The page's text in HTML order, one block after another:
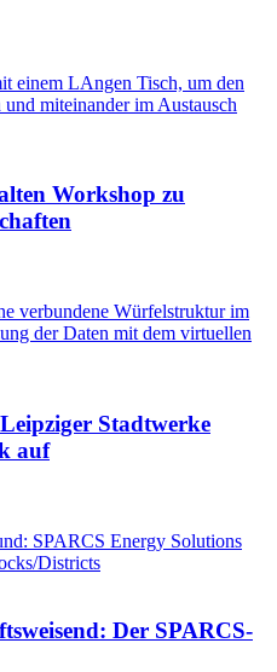
Workshop zu
Stadtwerke
auf
Der SPARCS-